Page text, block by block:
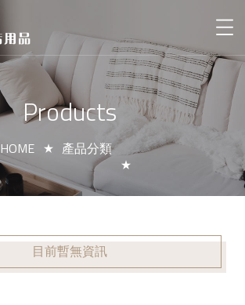
Products
HOME 產品分類
目前暫無資訊